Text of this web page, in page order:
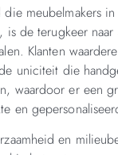
meubelmakers in
is de terugkeer
Klanten
uniciteit die
waardoor er een
en
en